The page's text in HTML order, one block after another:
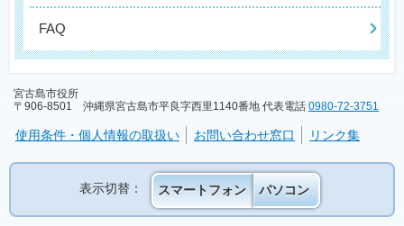
FAQ
宮古島市役所
〒906-8501 沖縄県宮古島市平良字西里1140番地 代表電話 0980-72-3751
使用条件・個人情報の取扱い お問い合わせ窓口 リンク集
表示切替： スマートフォン パソコン